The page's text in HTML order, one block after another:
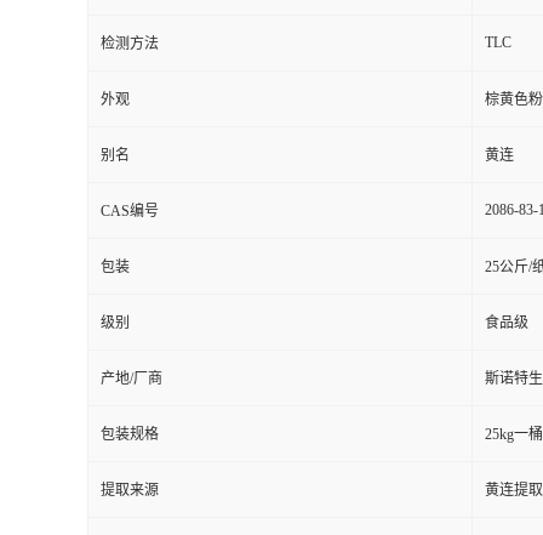
检测方法 TLC
外观 棕黄色
别名 黄连
CAS编号 2086-83-
包装 25公斤/
级别 食品级
产地/厂商 斯诺特
包装规格 25kg一桶
提取来源 黄连提取